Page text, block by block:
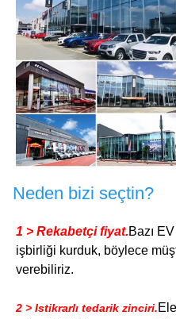
Neden bizi seçtin?
1 > Rekabetçi fiyat.Bazı
işbirliği kurduk, böylece
verebiliriz.
2 > Istikrarlı tedarik zinciri.